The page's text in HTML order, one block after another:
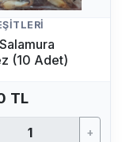
(10 Adet)
TL
+